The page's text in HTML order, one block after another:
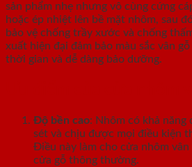
sản phẩm nhẹ nhưng vô cùng cứng
hoặc ép nhiệt lên bề mặt nhôm, sau
bảo vệ chống trầy xước và chống
xuất hiện đại đảm bảo màu sắc vân
thời gian và dễ dàng bảo dưỡng.
Độ bền cao: Nhôm có khả năng
sét và chịu được mọi điều kiện
Điều này làm cho cửa nhôm
cửa gỗ thông thường.